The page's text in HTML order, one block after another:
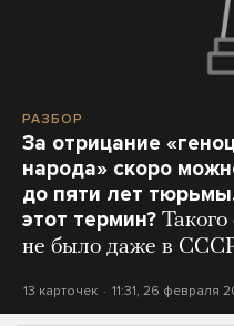
РАЗБОР
За отрицание
народа» скоро
до пяти лет
этот термин? Такого
не было даже в
13 карточек 11:31, 26 февраля